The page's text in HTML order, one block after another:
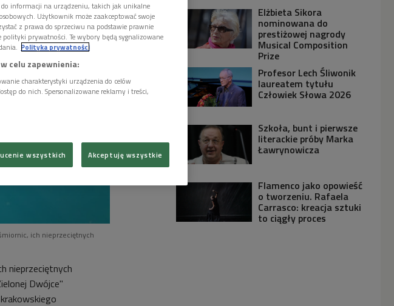
ich nieprzeciętnych
nieprzeciętnych
Dwójce"
Elżbieta Sikora
nominowana do
prestiżowej nagrody
Musical Composition
Prize
Profesor Lech Śliwonik
laureatem tytułu
Człowiek Słowa 2026
Szkoła, bunt i pierwsze
literackie próby Marka
Ławrynowicza
Flamenco jako opowieść
o tworzeniu. Rafaela
Carrasco: kreacja sztuki
to ciągły proces
informacji na urządzeniu, takich jak unikalne
Użytkownik może zaakceptować swoje
z prawa do sprzeciwu na podstawie prawnie
prywatności. Te wybory będą sygnalizowane
Polityka prywatności
celu zapewnienia:
charakterystyki urządzenia do celów
do nich. Spersonalizowane reklamy i treści,
wszystkich Akceptuję wszystkie